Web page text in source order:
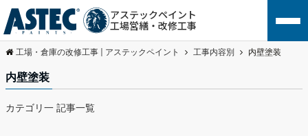
アステックペイント
工場営繕・改修工事
工場・倉庫の改修工事 | アステックペイント 工事内容別 内壁塗装
内壁塗装
カテゴリ一 記事一覧